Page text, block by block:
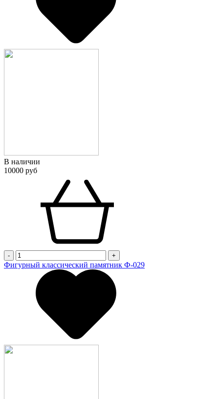
В наличии
10000 руб
- +
Фигурный классический памятник Ф-029